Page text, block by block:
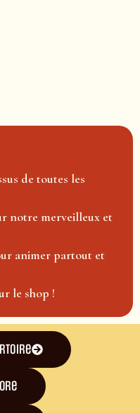
de toutes les
notre merveilleux et
animer partout et
le shop !